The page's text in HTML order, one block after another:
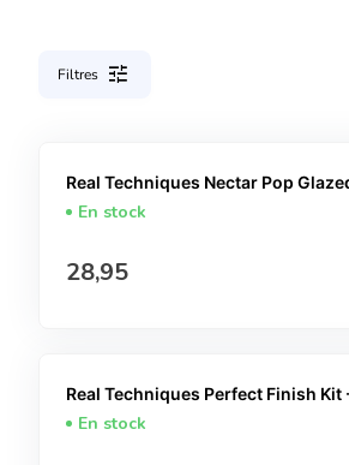
Filtres tune
Real Techniques Nectar Pop
En stock
Prix normal
28,95
Real Techniques Perfect Finish Kit
En stock